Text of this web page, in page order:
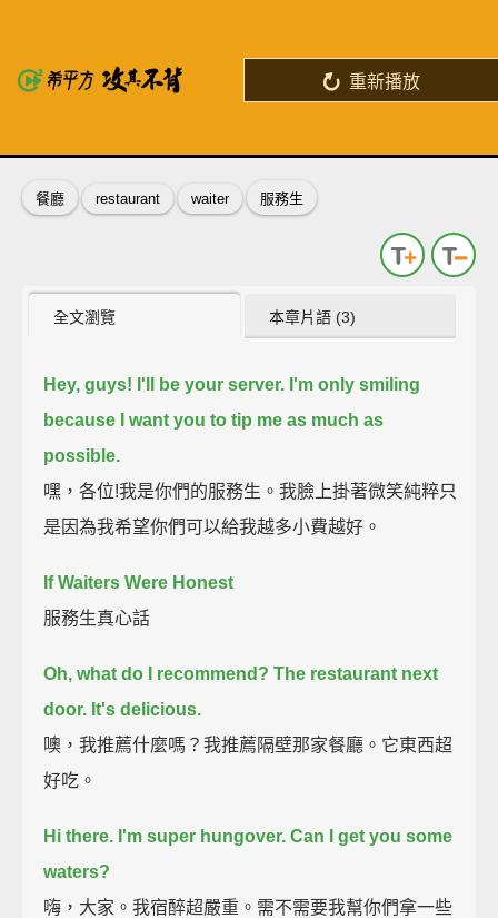
重新播放
了解詳情
餐廳 restaurant waiter 服務生
全文瀏覽 本章片語 (3)
Hey, guys! I'll be your server. I'm only smiling
because I want you to tip me as much as
possible.
嘿，各位!我是你們的服務生。我臉上掛著微笑純粹只
是因為我希望你們可以給我越多小費越好。
If Waiters Were Honest
服務生真心話
Oh, what do I recommend? The restaurant next
door. It's delicious.
噢，我推薦什麼嗎？我推薦隔壁那家餐廳。它東西超
好吃。
Hi there. I'm super hungover. Can I get you some
waters?
嗨，大家。我宿醉超嚴重。需不需要我幫你們拿一些